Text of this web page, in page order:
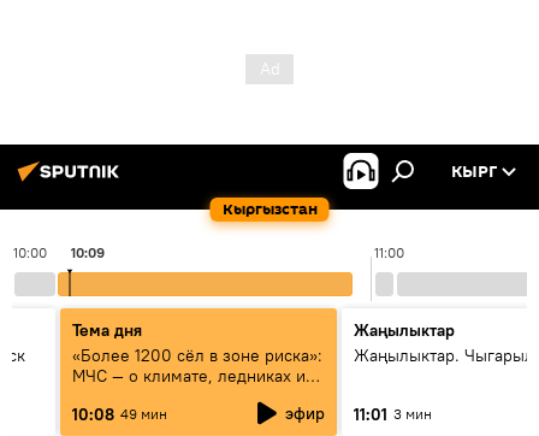
Кыргызстан
КЫРГ
10:00 11:00
10:09
Тема дня
«Более 1200 сёл в зоне риска»:
МЧС — о климате, ледниках и
населения
10:08 49 мин эфир
Жаңылыктар
Жаңылыктар.
11:01 3 мин